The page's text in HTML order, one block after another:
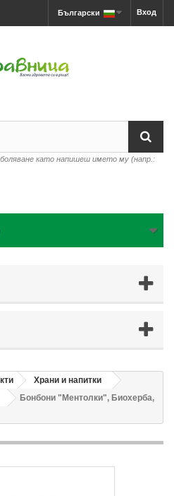
Вход
Български
като напишеш името му (напр.:
Храни и напитки
Бонбони "Ментолки", Биохерба,